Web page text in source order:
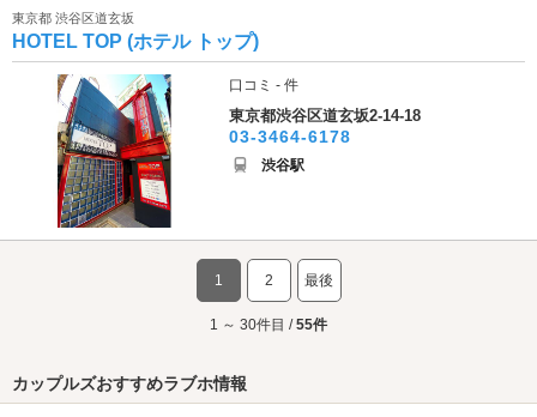
東京都 渋​谷​区​道​玄​坂​
HOTEL TOP (ホテル トップ)
口コミ - 件
東京都渋​谷​区​道​玄​坂​2-14-18
03-3464-6178
渋谷駅
1 2 最後
1 ～ 30件目 /55件
カップルズおすすめラブホ情報